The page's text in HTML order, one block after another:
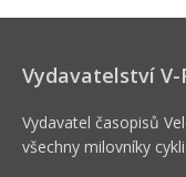
Vydavatelství V-
Vydavatel časopisů
všechny milovníky